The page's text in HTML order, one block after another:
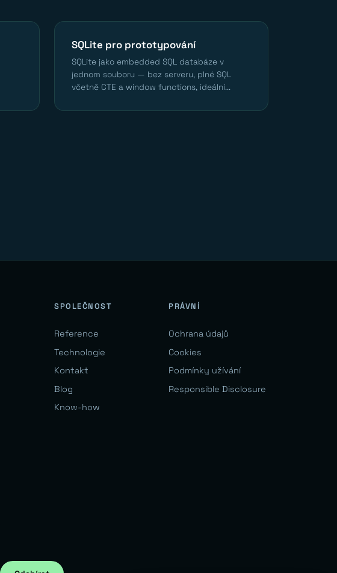
SQLite pro prototypování
SQLite jako embedded SQL databáze v
jednom souboru — bez serveru, plné SQL
včetně CTE a window functions, ideální...
SPOLEČNOST
Reference
Technologie
Kontakt
Blog
Know-how
PRÁVNÍ
Ochrana údajů
Cookies
Podmínky užívání
Responsible Disclosure